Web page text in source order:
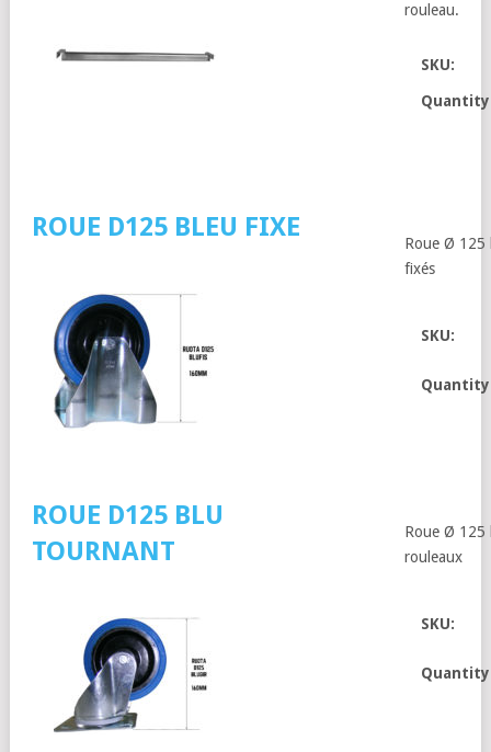
rouleau.
SKU:
ROUE D125 BLEU FIXE
Roue Ø 125
fixés
SKU:
ROUE D125 BLU
TOURNANT
Roue Ø 125
rouleaux
SKU: